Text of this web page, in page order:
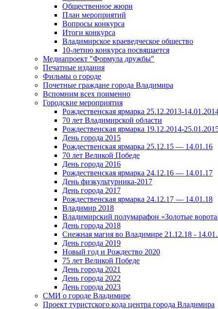
Общественное жюри
План мероприятий
Вопросы конкурса
Итоги конкурса
Владимирское краеведческое общество
10-летию конкурса посвящается
Медиапроект "Формула дружбы"
Печатные издания
Фильмы о городе
Почетные граждане города Владимира
Вспомним всех поименно
Городские мероприятия
Рождественская ярмарка 25.12.2013-
70 лет Владимирской области
Рождественская ярмарка 19.12.2014-
День города 2015
Рождественская ярмарка 25.12.15 — 14.01.16
70 лет Великой Победе
День города 2016
Рождественская ярмарка 24.12.16 — 14.01.17
День физкультурника-2017
День города 2017
Рождественская ярмарка 24.12.17 — 14.01.18
Владимир 2018
Владимирский полумарафон «Золотые
День города 2018
Снежная магия во Владимире 21.12.18 -
День города 2019
Новый год и Рождество 2020
75 лет Великой Победе
День города 2021
День города 2022
День города 2023
СМИ о городе Владимире
Проект туристского кода центра города Владимира